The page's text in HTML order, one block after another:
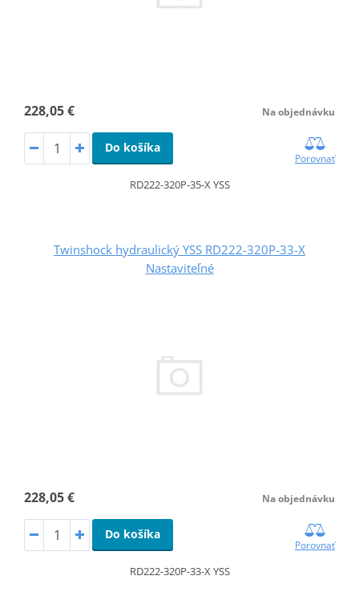
228,05 € Na objednávku
Do košíka
Porovnať
RD222-320P-35-X YSS
Twinshock hydraulický YSS RD222-320P-33-X
Nastaviteľné
228,05 € Na objednávku
Do košíka
Porovnať
RD222-320P-33-X YSS